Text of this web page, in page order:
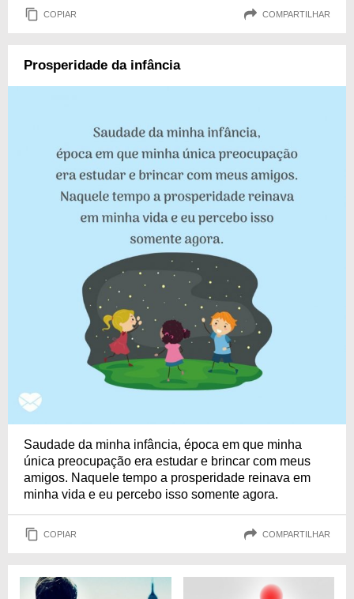
COPIAR COMPARTILHAR
Prosperidade da infância
Saudade da minha infância, época em que minha
única preocupação era estudar e brincar com meus
amigos. Naquele tempo a prosperidade reinava em
minha vida e eu percebo isso somente agora.
COPIAR COMPARTILHAR